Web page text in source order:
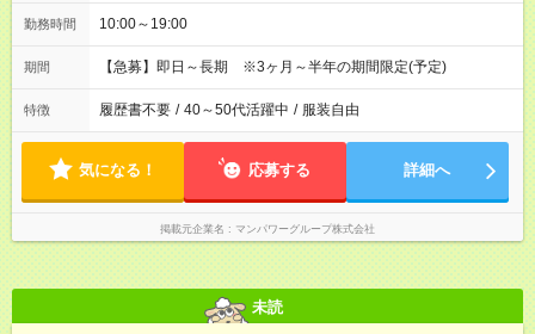
勤務時間 10:00～19:00
期間 【急募】即日～長期 ※3ヶ月～半年の期間限定(予定)
特徴 履歴書不要 / 40～50代活躍中 / 服装自由
気になる！ 応募する 詳細へ
掲載元企業名 マンパワーグループ株式会社
未読